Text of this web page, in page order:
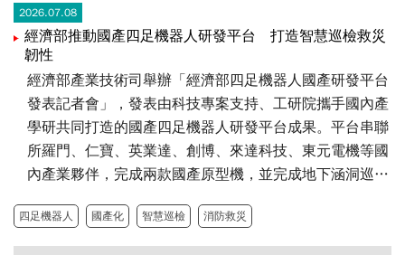
2026.07.08
經濟部推動國產四足機器人研發平台 打造智慧巡檢救災
韌性
經濟部產業技術司舉辦「經濟部四足機器人國產研發平台
發表記者會」，發表由科技專案支持、工研院攜手國內產
學研共同打造的國產四足機器人研發平台成果。平台串聯
所羅門、仁寶、英業達、創博、來達科技、東元電機等國
內產業夥伴，完成兩款國產原型機，並完成地下涵洞巡
證，展現臺灣智慧機器人自主研發、系統整合及應用落地
實力，為建構國產智慧機器人生態系、提升產業競爭力及
四足機器人 國產化 智慧巡檢 消防救災